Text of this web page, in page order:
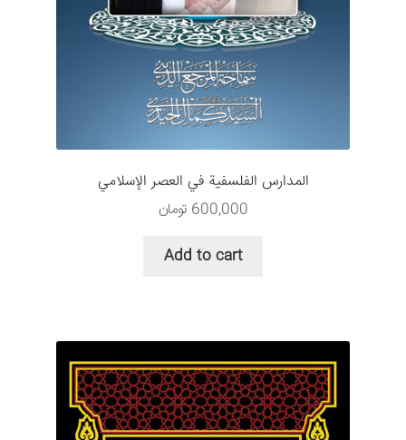
المدارس الفلسفية في العصر الإسلامي
600,000 تومان
Add to cart